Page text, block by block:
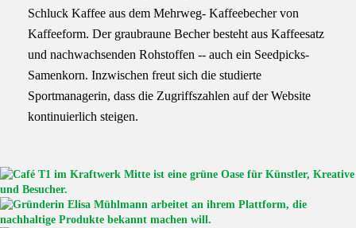
Schluck Kaffee aus dem Mehrweg- Kaffeebecher von
Kaffeeform. Der graubraune Becher besteht aus Kaffeesatz
und nachwachsenden Rohstoffen -- auch ein Seedpicks-
Samenkorn. Inzwischen freut sich die studierte
Sportmanagerin, dass die Zugriffszahlen auf der Website
kontinuierlich steigen.